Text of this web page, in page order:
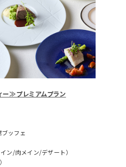
≫プレミアムプラン
ッフェ
ン/肉メイン/デザート）